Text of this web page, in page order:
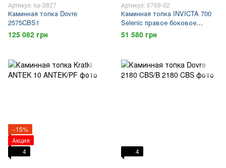
Артикул: ka-3827
Каминная топка Dovre
2575CBS1
125 082 грн
Артикул: 6769-02
Каминная топка INVICTA 700
Selenic правое боковое
стекло
51 580 грн
−15%
Акция
4
4